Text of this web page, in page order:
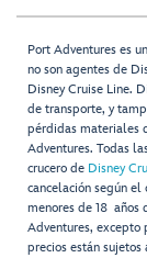
Port Adventures es
no son agentes de
Disney Cruise Line.
de transporte, y
pérdidas materiales
Adventures. Todas
crucero de Disney
cancelación según
menores de 18 años
Adventures, excepto
precios están sujetos